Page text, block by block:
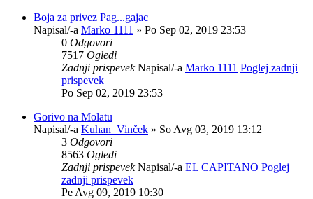
Boja za privez Pag...gajac
Napisal/-a Marko 1111 » Po Sep 02, 2019 23:53
0 Odgovori
7517 Ogledi
Zadnji prispevekNapisal/-a Marko 1111 Poglej zadnji
prispevek
Po Sep 02, 2019 23:53
Gorivo na Molatu
Napisal/-a Kuhan_Vinček » So Avg 03, 2019 13:12
3 Odgovori
8563 Ogledi
Zadnji prispevekNapisal/-a EL CAPITANO Poglej
zadnji prispevek
Pe Avg 09, 2019 10:30